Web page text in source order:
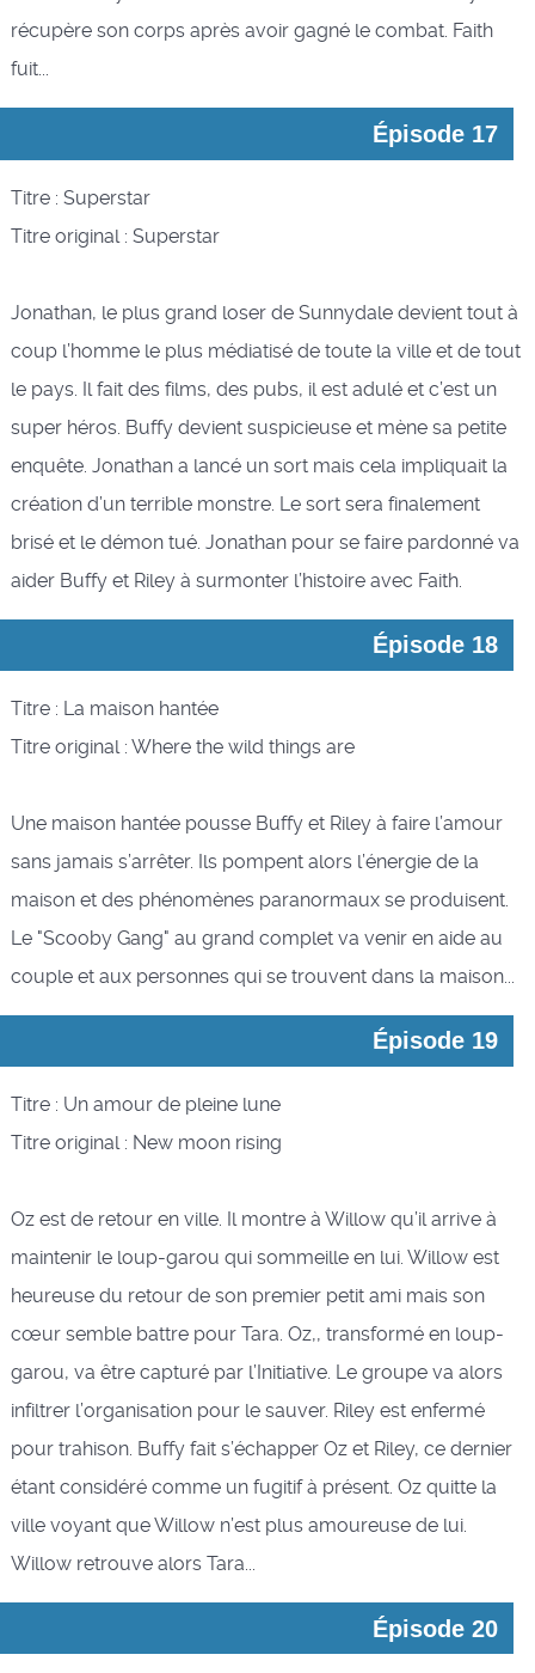
récupère son corps après avoir gagné le combat. Faith
fuit...
Épisode 17
Titre : Superstar
Titre original : Superstar
Jonathan, le plus grand loser de Sunnydale devient tout à
coup l’homme le plus médiatisé de toute la ville et de tout
le pays. Il fait des films, des pubs, il est adulé et c’est un
super héros. Buffy devient suspicieuse et mène sa petite
enquête. Jonathan a lancé un sort mais cela impliquait la
création d’un terrible monstre. Le sort sera finalement
brisé et le démon tué. Jonathan pour se faire pardonné va
aider Buffy et Riley à surmonter l’histoire avec Faith.
Épisode 18
Titre : La maison hantée
Titre original : Where the wild things are
Une maison hantée pousse Buffy et Riley à faire l’amour
sans jamais s’arrêter. Ils pompent alors l’énergie de la
maison et des phénomènes paranormaux se produisent.
Le "Scooby Gang" au grand complet va venir en aide au
couple et aux personnes qui se trouvent dans la maison...
Épisode 19
Titre : Un amour de pleine lune
Titre original : New moon rising
Oz est de retour en ville. Il montre à Willow qu’il arrive à
maintenir le loup-garou qui sommeille en lui. Willow est
heureuse du retour de son premier petit ami mais son
cœur semble battre pour Tara. Oz,, transformé en loup-
garou, va être capturé par l’Initiative. Le groupe va alors
infiltrer l’organisation pour le sauver. Riley est enfermé
pour trahison. Buffy fait s’échapper Oz et Riley, ce dernier
étant considéré comme un fugitif à présent. Oz quitte la
ville voyant que Willow n’est plus amoureuse de lui.
Willow retrouve alors Tara...
Épisode 20